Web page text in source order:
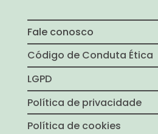
Fale conosco
Código de Conduta Ética
LGPD
Política de privacidade
Política de cookies